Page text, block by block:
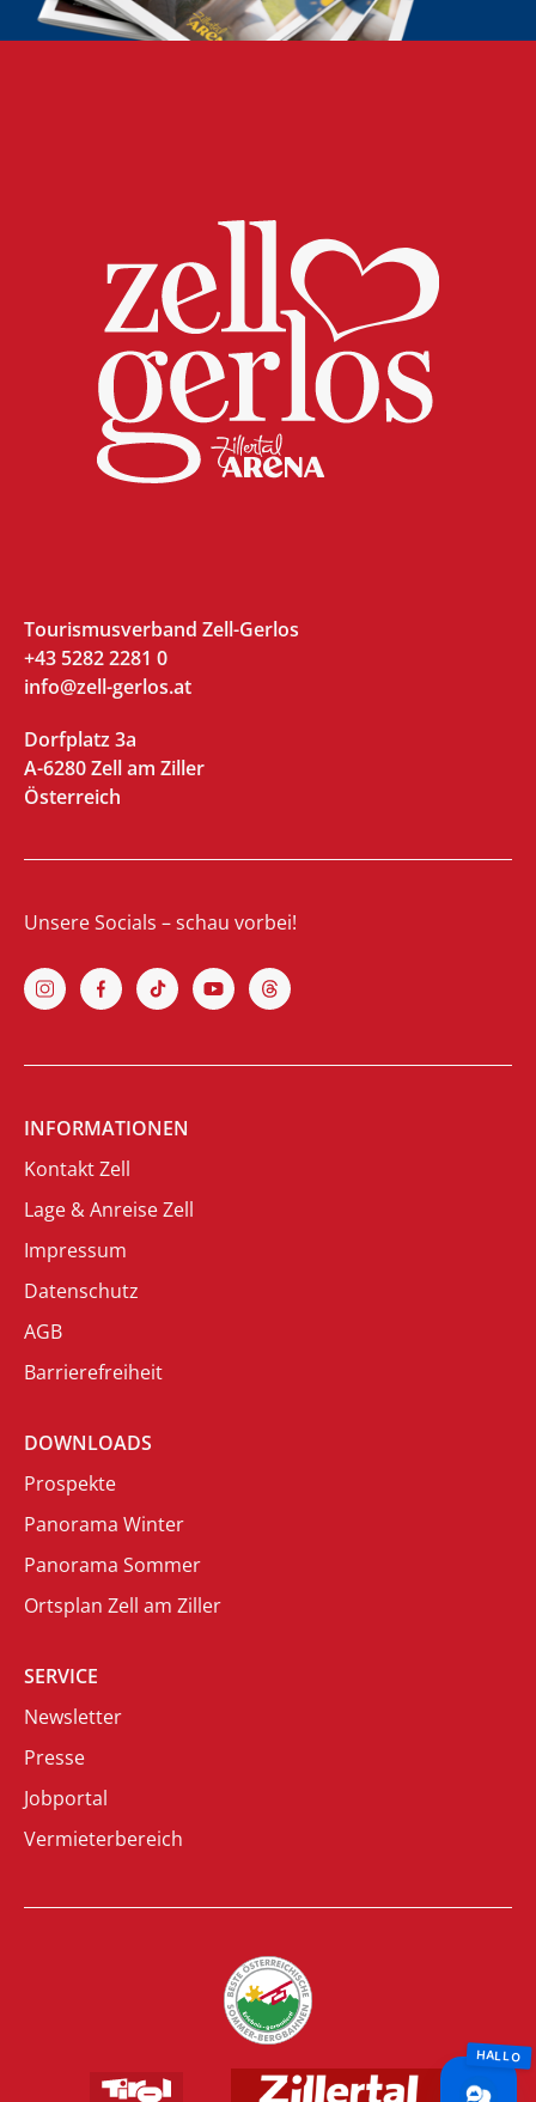
Tourismusverband Zell-Gerlos
+43 5282 2281 0
info@zell-gerlos.at
Dorfplatz 3a
A-6280 Zell am Ziller
Österreich
Unsere Socials – schau vorbei!
INFORMATIONEN
Kontakt Zell
Lage & Anreise Zell
Impressum
Datenschutz
AGB
Barrierefreiheit
DOWNLOADS
Prospekte
Panorama Winter
Panorama Sommer
Ortsplan Zell am Ziller
SERVICE
Newsletter
Presse
Jobportal
Vermieterbereich